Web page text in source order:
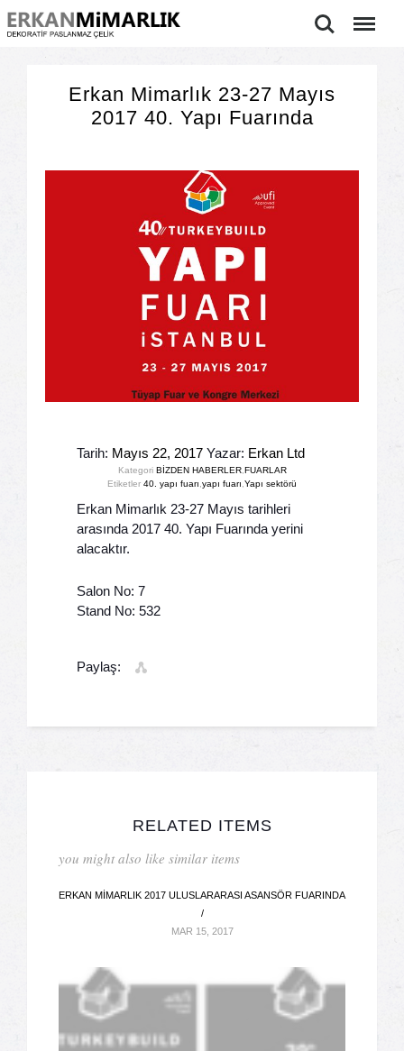
Ara Menu
Erkan Mimarlık 23-27 Mayıs
2017 40. Yapı Fuarında
Tarih: Mayıs 22, 2017 Yazar: Erkan Ltd
Kategori BİZDEN HABERLER, FUARLAR
Etiketler 40. yapı fuarı yapı fuarı Yapı sektörü
Erkan Mimarlık 23-27 Mayıs tarihleri
arasında 2017 40. Yapı Fuarında yerini
alacaktır.
Salon No: 7
Stand No: 532
Paylaş:
RELATED ITEMS
you might also like similar items
ERKAN MIMARLIK 2017 ULUSLARARASI ASANSÖR FUARINDA
/
MAR 15, 2017